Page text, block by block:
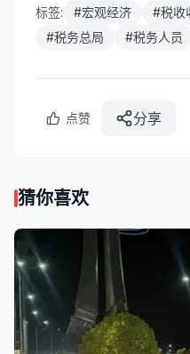
标签: #宏观经济 #税收
#税务总局 #税务人员
点赞 分享
猜你喜欢